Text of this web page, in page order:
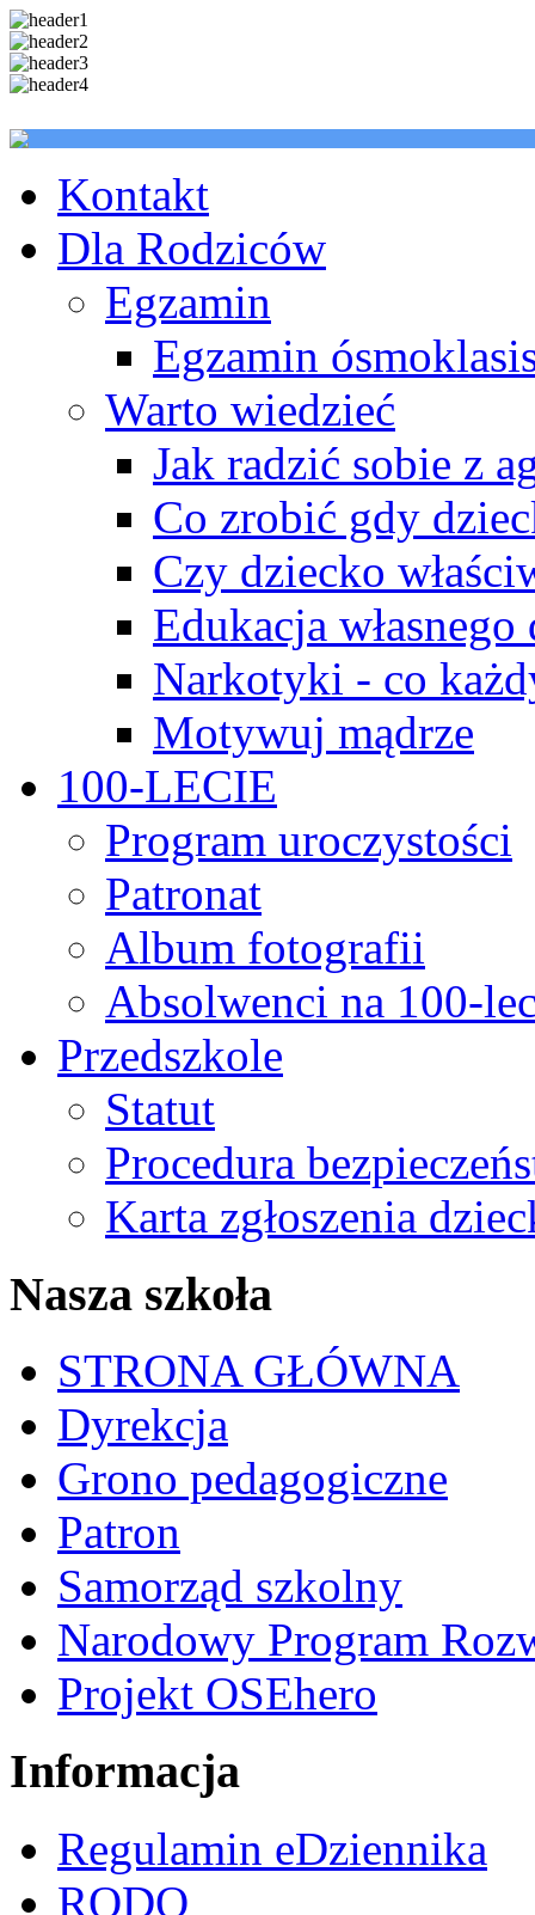
Kontakt
Dla Rodziców
Egzamin
Egzamin
Warto wiedzieć
Jak radzić sobie z
Co zrobić gdy
Czy dziecko
Edukacja własnego
Narkotyki - co
Motywuj mądrze
100-LECIE
Program uroczystości
Patronat
Album fotografii
Absolwenci na 100-
Przedszkole
Statut
Procedura
Karta zgłoszenia
Nasza szkoła
STRONA GŁÓWNA
Dyrekcja
Grono pedagogiczne
Patron
Samorząd szkolny
Narodowy Program
Projekt OSEhero
Informacja
Regulamin eDziennika
RODO